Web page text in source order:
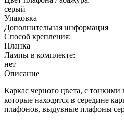
серый
Упаковка
Дополнительная информация
Способ крепления:
Планка
Лампы в комплекте:
нет
Описание
Каркас черного цвета, с тонкими
которые находятся в середине
плафонов, выдувные плафоны